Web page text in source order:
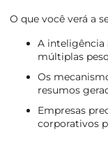
O que você verá a
A inteligência
múltiplas
Os
resumos
Empresas
corporativos